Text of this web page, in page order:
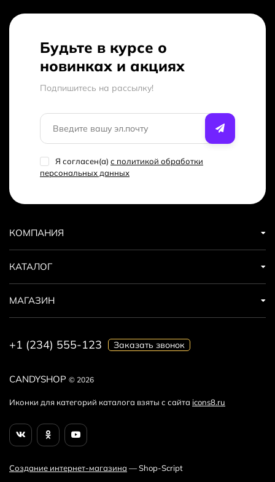
Будьте в курсе о
новинках и акциях
Подпишитесь на рассылкy!
Я согласен(a) с политикой обработки
персональных данных
CANDYSHOP © 2026
Иконки для категорий каталога взяты с сайта icons8.ru
Создание интернет-магазина — Shop-Script
КОМПАНИЯ
КАТАЛОГ
МАГАЗИН
+1 (234) 555-123 Заказать звонок